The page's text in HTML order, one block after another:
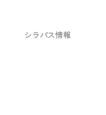
シラバス情報